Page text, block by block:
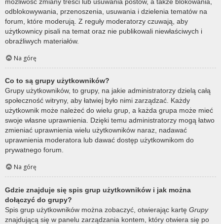
odblokowywania, przenoszenia, usuwania i dzielenia tematów na
forum, które moderują. Z reguły moderatorzy czuwają, aby
użytkownicy pisali na temat oraz nie publikowali niewłaściwych i
obraźliwych materiałów.
Na górę
Co to są grupy użytkowników?
Grupy użytkowników, to grupy, na jakie administratorzy dzielą całą
społeczność witryny, aby łatwiej było nimi zarządzać. Każdy
użytkownik może należeć do wielu grup, a każda grupa może mieć
swoje własne uprawnienia. Dzięki temu administratorzy mogą łatwo
zmieniać uprawnienia wielu użytkowników naraz, nadawać
uprawnienia moderatora lub dawać dostęp użytkownikom do
prywatnego forum.
Na górę
Gdzie znajduje się spis grup użytkowników i jak można
dołączyć do grupy?
Spis grup użytkowników można zobaczyć, otwierając kartę Grupy
znajdującą się w panelu zarządzania kontem, który otwiera się po